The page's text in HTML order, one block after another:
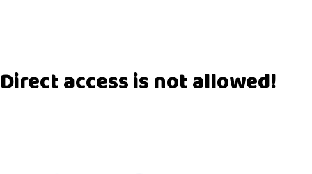
Direct access is not allowed!